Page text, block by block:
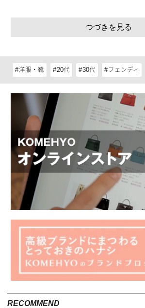
カーディガン
コート
バッグ
2024年｜流行りのブランド④パトゥ（
シャツ
スカート
2024年｜流行りのブランド⑤セシリー・
LIE BAHNSEN）
ワンピース
ニット
2024年｜流行りのブランド⑥シンヤコヅ
UKA）
シャツ
2024年｜流行りのブランド⑦セイヴソ
ハイブランドのアイテムを入手するなら
2024年流行りのブランドをチェックし
しもう
2024年｜流行りのブランド①ガ
つづきを見る
洋服・靴 20代 30代 フェンディ
RECOMMEND